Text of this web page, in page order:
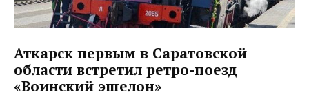
Аткарск первым в Саратовской
области встретил ретро-поезд
«Воинский эшелон»